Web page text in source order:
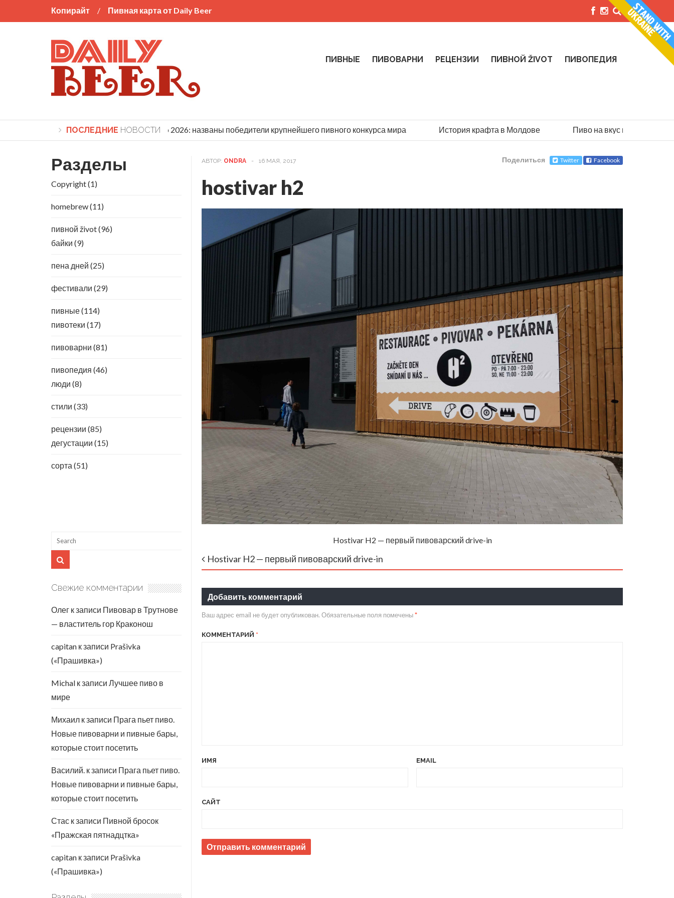
Копирайт Пивная карта от Daily Beer
ПИВНЫЕ ПИВОВАРНИ РЕЦЕНЗИИ ПИВНОЙ ŽIVOT ПИВОПЕДИЯ
ПОСЛЕДНИЕ НОВОСТИ
World Beer Cup 2026: названы победители крупнейшего пивного конкурса мира История крафта в Молдове Пиво на вкус парашютиста:
АВТОР: ONDRA - 16 МАЯ, 2017 Поделиться Twitter Facebook
hostivar h2
Hostivar H2 — первый пивоварский drive-in
Hostivar H2 — первый пивоварский drive-in
Добавить комментарий
Ваш адрес email не будет опубликован. Обязательные поля помечены*
КОММЕНТАРИЙ *
ИМЯ EMAIL
САЙТ
Разделы
Copyright(1)
homebrew(11)
пивной život(96)
байки (9)
пена дней (25)
фестивали (29)
пивные(114)
пивотеки (17)
пивоварни (81)
пивопедия (46)
люди (8)
стили (33)
рецензии (85)
дегустации (15)
сорта (51)
Свежие комментарии
Олег к записи Пивовар в Трутнове
— властитель гор Краконош
capitan к записи Prašivka
(«Прашивка»)
Michal к записи Лучшее пиво в
мире
Михаил к записи Прага пьет пиво.
Новые пивоварни и пивные бары,
которые стоит посетить
Василий. к записи Прага пьет пиво.
Новые пивоварни и пивные бары,
которые стоит посетить
Стас к записи Пивной бросок
«Пражская пятнадцтка»
capitan к записи Prašivka
(«Прашивка»)